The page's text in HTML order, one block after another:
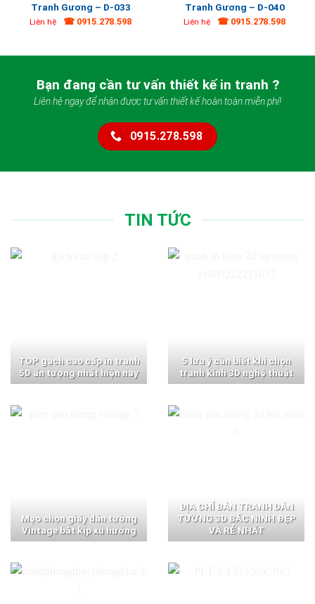
Tranh Gương – D-033
Liên hệ ☎ 0915.278.598
Tranh Gương – D-040
Liên hệ ☎ 0915.278.598
Bạn đang cần tư vấn thiết kế in tranh ?
Liên hệ ngay để nhận được tư vấn thiết kế hoàn toàn miễn phí!
0915.278.598
TIN TỨC
TOP gạch cao cấp in tranh
5D ấn tượng nhất hiện nay
5 lưu ý cần biết khi chọn
tranh kính 3D nghệ thuật
Mẹo chọn giấy dán tường
Vintage bắt kịp xu hướng
ĐỊA CHỈ BÁN TRANH DÁN
TƯỜNG 3D BẮC NINH ĐẸP
VÀ RẺ NHẤT